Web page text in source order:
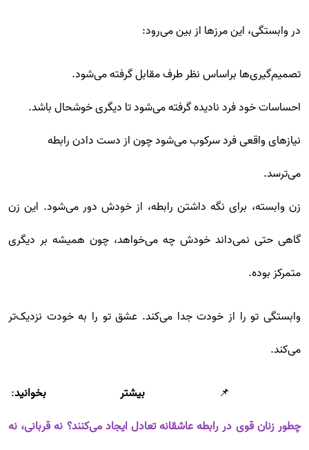
در وابستگی، این مرزها از بین می‌رود:
تصمیم‌گیری‌ها براساس نظر طرف مقابل گرفته می‌شود.
احساسات خود فرد نادیده گرفته می‌شود تا دیگری خوشحال باشد.
نیازهای واقعی فرد سرکوب می‌شود چون از دست دادن رابطه
می‌ترسد.
زن وابسته، برای نگه داشتن رابطه، از خودش دور می‌شود. این زن
گاهی حتی نمی‌داند خودش چه می‌خواهد، چون همیشه بر دیگری
متمرکز بوده.
وابستگی تو را از خودت جدا می‌کند. عشق تو را به خودت نزدیک‌تر
می‌کند.
📌 بیشتر بخوانید:
چطور زنان قوی در رابطه عاشقانه تعادل ایجاد می‌کنند؟ نه قربانی، نه